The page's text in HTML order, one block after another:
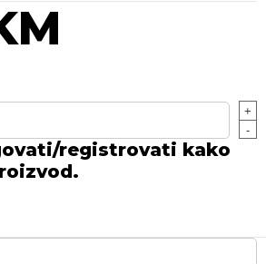
+
-
registrovati kako